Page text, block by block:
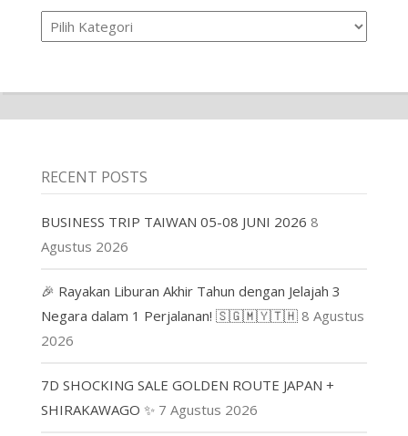
Product
RECENT POSTS
BUSINESS TRIP TAIWAN 05-08 JUNI 2026 8
Agustus 2026
🎉 Rayakan Liburan Akhir Tahun dengan Jelajah 3
Negara dalam 1 Perjalanan! 🇸🇬🇲🇾🇹🇭 8 Agustus
2026
7D SHOCKING SALE GOLDEN ROUTE JAPAN +
SHIRAKAWAGO ✨ 7 Agustus 2026